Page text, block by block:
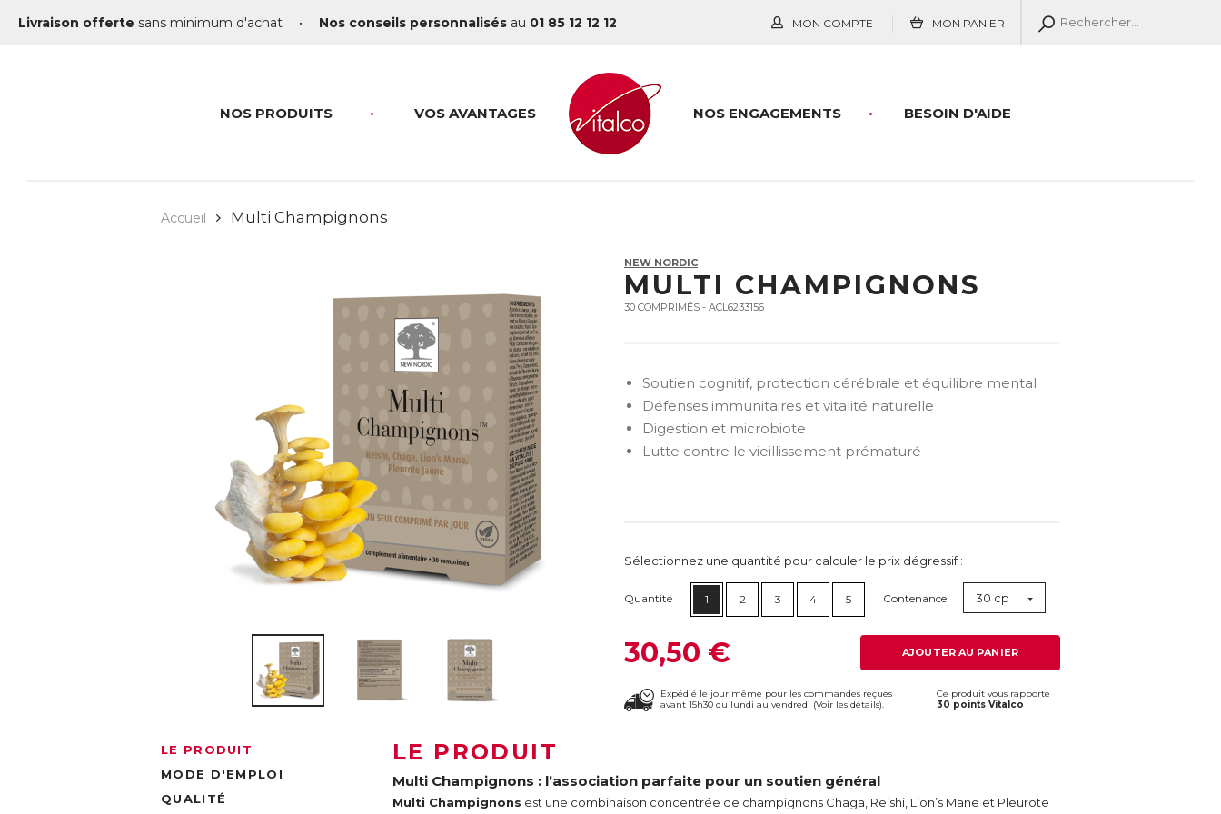
Livraison offerte sans minimum d'achat • Nos conseils personnalisés au 01 85 12 12 12 MON COMPTE MON PANIER
NOS PRODUITS VOS AVANTAGES BESOIN D'AIDE
NOS ENGAGEMENTS
Accueil Multi Champignons
NEW NORDIC
MULTI CHAMPIGNONS
30 COMPRIMÉS - ACL6233156
Soutien cognitif, protection cérébrale et équilibre mental
Défenses immunitaires et vitalité naturelle
Digestion et microbiote
Lutte contre le vieillissement prématuré
Sélectionnez une quantité pour calculer le prix dégressif :
Quantité 1 2 3 4 5 Contenance 30 cp
30,50 € AJOUTER AU PANIER
Expédié le jour même pour les commandes reçues
avant 15h30 du lundi au vendredi (Voir les détails).
Ce produit vous rapporte
30 points Vitalco
LE PRODUIT
MODE D'EMPLOI
QUALITÉ
LE PRODUIT
Multi Champignons : l’association parfaite pour un soutien général
Multi Champignons est une combinaison concentrée de champignons Chaga, Reishi, Lion’s Mane et Pleurote